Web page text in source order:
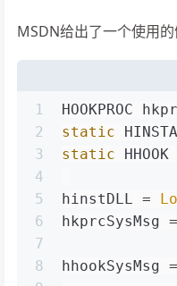
MSDN给出了一个使用的
1
2
3
4
5
6
7
8
HOOKPROC
static
static
hinstDLL =
hkprcSysMsg =
hhookSysMsg